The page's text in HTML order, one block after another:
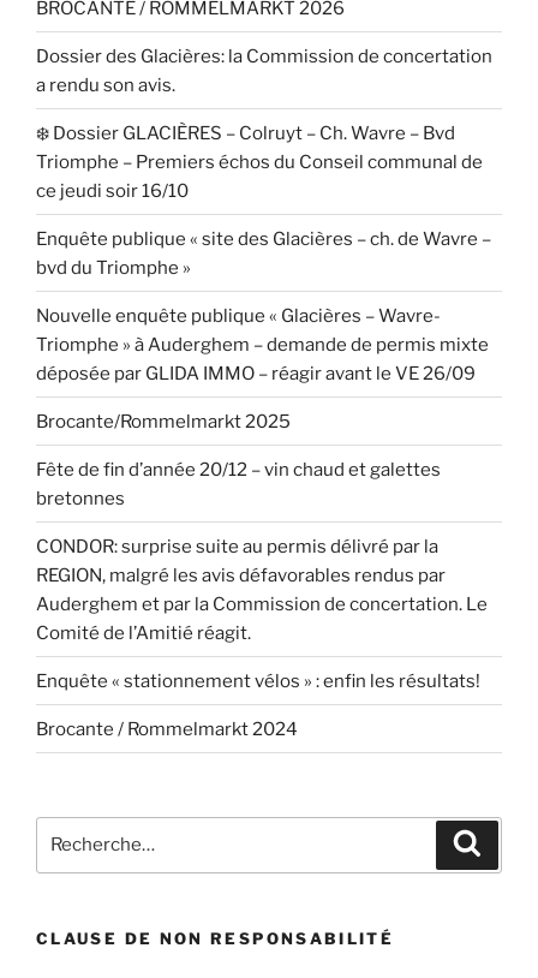
BROCANTE / ROMMELMARKT 2026
Dossier des Glacières: la Commission de concertation
a rendu son avis.
❄️ Dossier GLACIÈRES – Colruyt – Ch. Wavre – Bvd
Triomphe – Premiers échos du Conseil communal de
ce jeudi soir 16/10
Enquête publique « site des Glacières – ch. de Wavre –
bvd du Triomphe »
Nouvelle enquête publique « Glacières – Wavre-
Triomphe » à Auderghem – demande de permis mixte
déposée par GLIDA IMMO – réagir avant le VE 26/09
Brocante/Rommelmarkt 2025
Fête de fin d’année 20/12 – vin chaud et galettes
bretonnes
CONDOR: surprise suite au permis délivré par la
REGION, malgré les avis défavorables rendus par
Auderghem et par la Commission de concertation. Le
Comité de l’Amitié réagit.
Enquête « stationnement vélos » : enfin les résultats!
Brocante / Rommelmarkt 2024
pour
CLAUSE DE NON RESPONSABILITÉ